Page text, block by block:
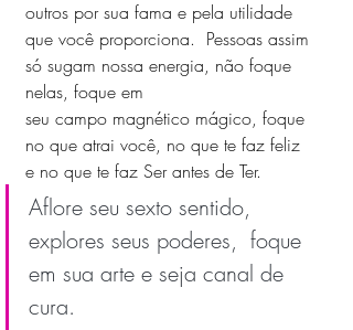
outros por sua fama e pela utilidade
que você proporciona.  Pessoas assim
só sugam nossa energia, não foque
nelas, foque em
seu campo magnético mágico, foque
no que atrai você, no que te faz feliz
e no que te faz Ser antes de Ter.
Aflore seu sexto sentido,
explores seus poderes,  foque
em sua arte e seja canal de
cura.